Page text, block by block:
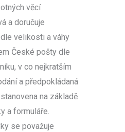
věcí
a doručuje
velikosti a váhy
České pošty dle
v co nejkratším
a předpokládaná
na základě
a formuláře.
se považuje